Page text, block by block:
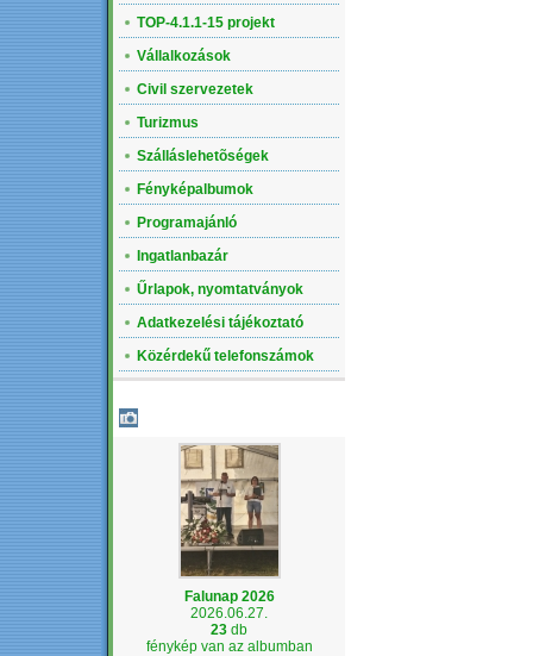
TOP-4.1.1-15 projekt
Vállalkozások
Civil szervezetek
Turizmus
Szálláslehetõségek
Fényképalbumok
Programajánló
Ingatlanbazár
Űrlapok, nyomtatványok
Adatkezelési tájékoztató
Közérdekű telefonszámok
Falunap 2026
2026.06.27.
23 db
fénykép van az albumban